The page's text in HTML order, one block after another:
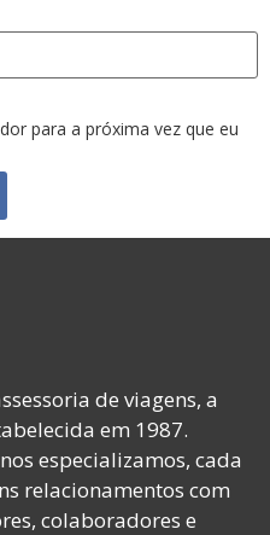
para a próxima vez que eu
de viagens, a
em 1987.
especializamos, cada
relacionamentos com
colaboradores e